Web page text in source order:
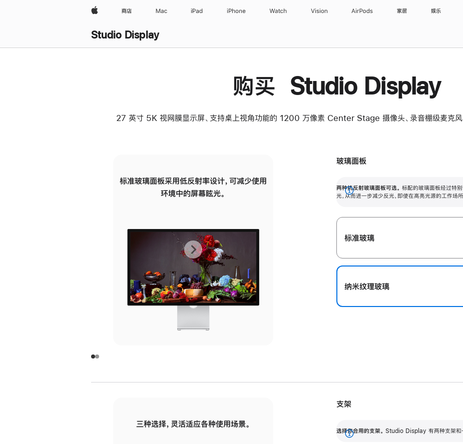
Apple 商店 Mac iPad iPhone Watch Vision AirPods 家居 娱乐
Studio Display
购买 Studio Display
27 英寸 5K 视网膜显示屏、支持桌上视角功能的 1200 万像素 Center Stage 摄像头、录音棚级麦克风
标准玻璃面板采用低反射率设计，可减少使用
环境中的屏幕眩光。
有高亮光源的场所使用，也能保持出色画质。
上
一
张
图
面
下
一
张
图
面
玻璃面板
两种抗反射玻璃面板可选。 标配的玻璃面板经过特
光，从而进一步减少反光，即使在高亮光源的工作场
展
标准玻璃
纳米纹理玻璃
三种选择，灵活适应各种使用场景。
调节范围。
支架
选择你合用的支架。 Studio Display 有两种支架和
展